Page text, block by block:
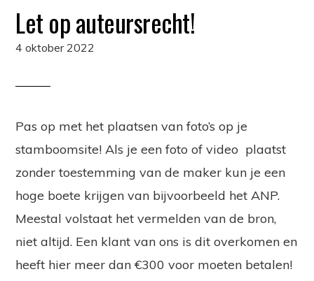
Let op auteursrecht!
4 oktober 2022
Pas op met het plaatsen van foto’s op je
stamboomsite! Als je een foto of video plaatst
zonder toestemming van de maker kun je een
hoge boete krijgen van bijvoorbeeld het ANP.
Meestal volstaat het vermelden van de bron,
niet altijd. Een klant van ons is dit overkomen en
heeft hier meer dan €300 voor moeten betalen!